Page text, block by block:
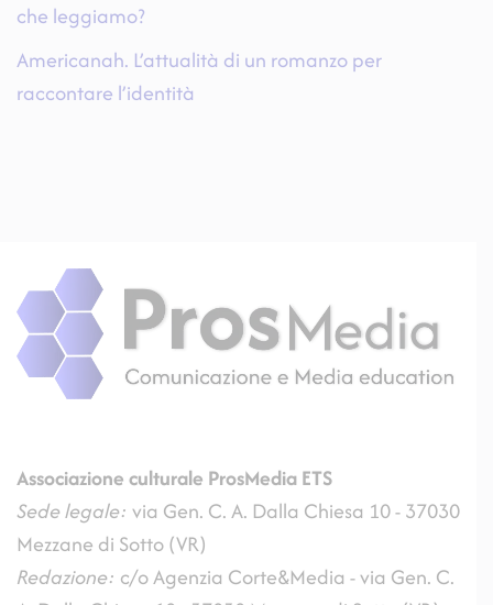
che leggiamo?
Americanah. L’attualità di un romanzo per
raccontare l’identità
Associazione culturale ProsMediaETS
Sede legale: via Gen. C. A. Dalla Chiesa 10 - 37030
Mezzane di Sotto (VR)
Redazione: c/o Agenzia Corte&Media - via Gen. C.